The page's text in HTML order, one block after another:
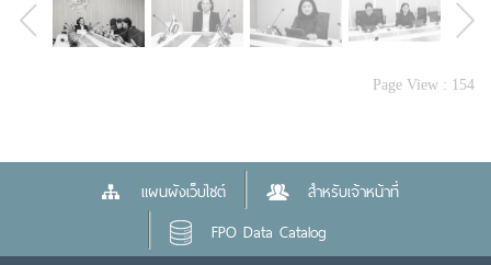
Page View : 154
แผนผังเว็บไซต์
สำหรับเจ้าหน้าที่
FPO Data Catalog